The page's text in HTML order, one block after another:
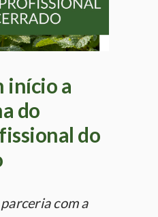
início a
do
do
com a